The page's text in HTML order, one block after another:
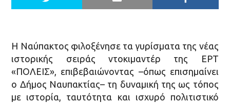
Η Ναύπακτος φιλοξένησε τα γυρίσματα της νέας
ιστορικής σειράς ντοκιμαντέρ της ΕΡΤ
«ΠΟΛΕΙΣ», επιβεβαιώνοντας –όπως επισημαίνει
ο Δήμος Ναυπακτίας– τη δυναμική της ως τόπος
με ιστορία, ταυτότητα και ισχυρό πολιτιστικό